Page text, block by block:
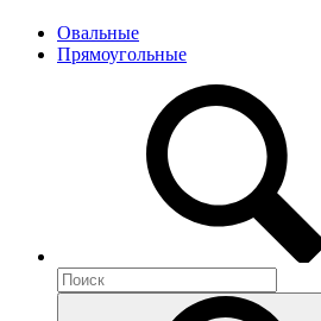
Овальные
Прямоугольные